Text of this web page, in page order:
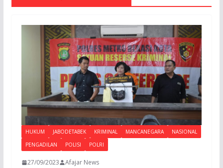
HUKUM JABODETABEK KRIMINAL MANCANEGARA
NASIONAL
PENGADILAN
POLISI POLRI
27/09/2023 Afajar News